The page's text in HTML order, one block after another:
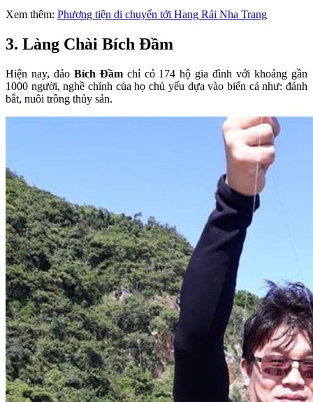
Xem thêm: Phương tiện di chuyển tới Hang Rái Nha Trang
3. Làng Chài Bích Đầm
Hiện nay, đảo Bích Đầmchỉ có 174 hộ gia đình với khoảng gần
1000 người, nghề chính của họ chủ yếu dựa vào biển cả như: đánh
bắt, nuôi trồng thủy sản.